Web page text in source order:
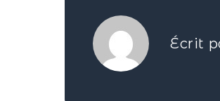
Écrit